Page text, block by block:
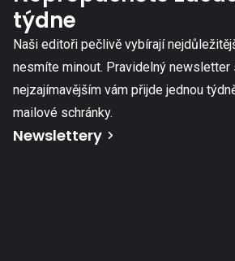
týdne
Naši editoři pečlivě vybírají
nesmíte minout. Pravidelný newsletter
nejzajímavějším vám přijde jednou
mailové schránky.
Newslettery